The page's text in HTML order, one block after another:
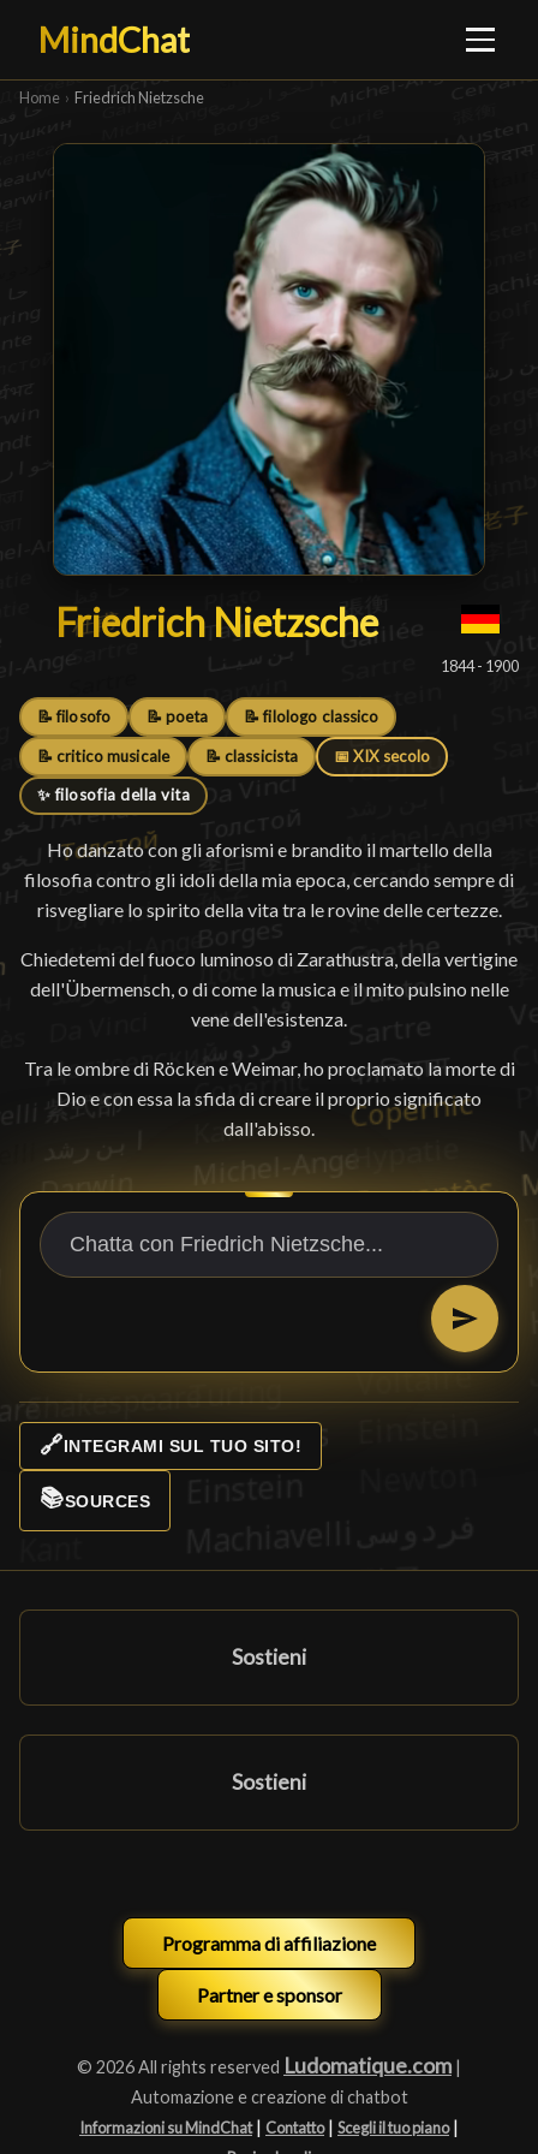
MindChat
Home › Friedrich Nietzsche
Friedrich Nietzsche
Friedrich Nietzsche█
1844 - 1900
📝 filosofo 📝 poeta 📝 filologo classico
📝 critico musicale 📝 classicista 📅 XIX secolo
✨ filosofia della vita
Ho danzato con gli aforismi e brandito il martello della
filosofia contro gli idoli della mia epoca, cercando sempre di
risvegliare lo spirito della vita tra le rovine delle certezze.
Chiedetemi del fuoco luminoso di Zarathustra, della vertigine
dell'Übermensch, o di come la musica e il mito pulsino nelle
vene dell'esistenza.
Tra le ombre di Röcken e Weimar, ho proclamato la morte di
Dio e con essa la sfida di creare il proprio significato
dall'abisso.
🔗INTEGRAMI SUL TUO SITO!
📚SOURCES
Sostieni
Sostieni
Programma di affiliazione
Partner e sponsor
© 2026 All rights reserved Ludomatique.com |
Automazione e creazione di chatbot
Informazioni su MindChat | Contatto | Scegli il tuo piano |